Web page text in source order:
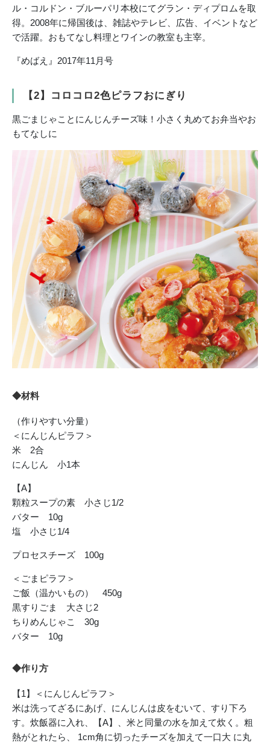
ル・コルドン・ブルーパリ本校にてグラン・ディプロムを取
得。2008年に帰国後は、雑誌やテレビ、広告、イベントなど
で活躍。おもてなし料理とワインの教室も主宰。
『めばえ』2017年11月号
【2】コロコロ2色ピラフおにぎり
黒ごまじゃことにんじんチーズ味！小さく丸めてお弁当やお
もてなしに
◆材料
（作りやすい分量）
＜にんじんピラフ＞
米 2合
にんじん 小1本
【A】
顆粒スープの素 小さじ1/2
バター 10g
塩 小さじ1/4
プロセスチーズ 100g
＜ごまピラフ＞
ご飯（温かいもの） 450g
黒すりごま 大さじ2
ちりめんじゃこ 30g
バター 10g
◆作り方
【1】＜にんじんピラフ＞
米は洗ってざるにあげ、にんじんは皮をむいて、すり下ろ
す。炊飯器に入れ、【A】、米と同量の水を加えて炊く。粗
熱がとれたら、 1cm角に切ったチーズを加えて一口大 に丸